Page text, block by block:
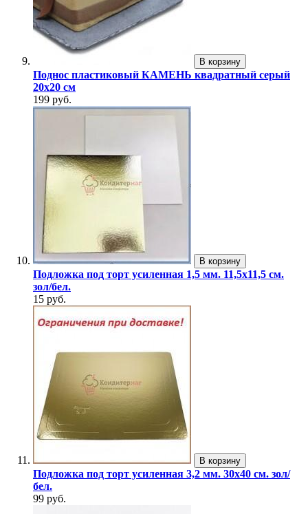
В корзину
Поднос пластиковый КАМЕНЬ квадратный серый
20х20 см
199 руб.
В корзину
Подложка под торт усиленная 1,5 мм. 11,5х11,5 см.
зол/бел.
15 руб.
В корзину
Подложка под торт усиленная 3,2 мм. 30х40 см. зол/
бел.
99 руб.